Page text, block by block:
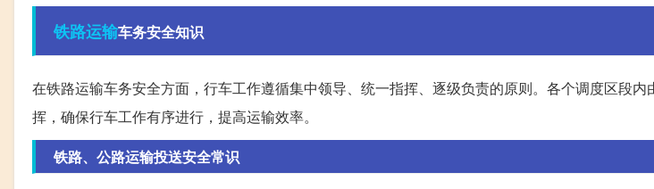
铁路运输车务安全知识
在铁路运输车务安全方面，行车工作遵循集中领导、统一指挥、逐级负责的原则。各个调度区段
挥，确保行车工作有序进行，提高运输效率。
铁路、公路运输投送安全常识